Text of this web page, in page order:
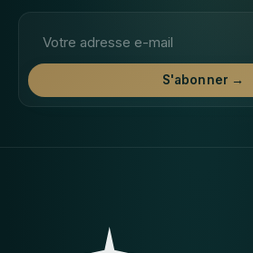
S'abonner →